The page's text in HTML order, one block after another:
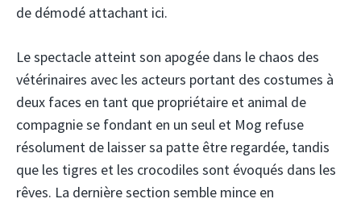
de démodé attachant ici.
Le spectacle atteint son apogée dans le chaos des
vétérinaires avec les acteurs portant des costumes à
deux faces en tant que propriétaire et animal de
compagnie se fondant en un seul et Mog refuse
résolument de laisser sa patte être regardée, tandis
que les tigres et les crocodiles sont évoqués dans les
rêves. La dernière section semble mince en